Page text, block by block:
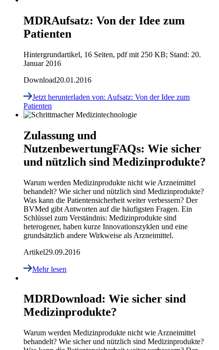
MDRAufsatz: Von der Idee zum
Patienten
Hintergrundartikel, 16 Seiten, pdf mit 250 KB; Stand: 20.
Januar 2016
Download20.01.2016
Jetzt herunterladen von: Aufsatz: Von der Idee zum
Patienten
Zulassung und
NutzenbewertungFAQs: Wie sicher
und nützlich sind Medizinprodukte?
Warum werden Medizinprodukte nicht wie Arzneimittel
behandelt? Wie sicher und nützlich sind Medizinprodukte?
Was kann die Patientensicherheit weiter verbessern? Der
BVMed gibt Antworten auf die häufigsten Fragen. Ein
Schlüssel zum Verständnis: Medizinprodukte sind
heterogener, haben kurze Innovationszyklen und eine
grundsätzlich andere Wirkweise als Arzneimittel.
Artikel29.09.2016
Mehr lesen
MDRDownload: Wie sicher sind
Medizinprodukte?
Warum werden Medizinprodukte nicht wie Arzneimittel
behandelt? Wie sicher und nützlich sind Medizinprodukte?